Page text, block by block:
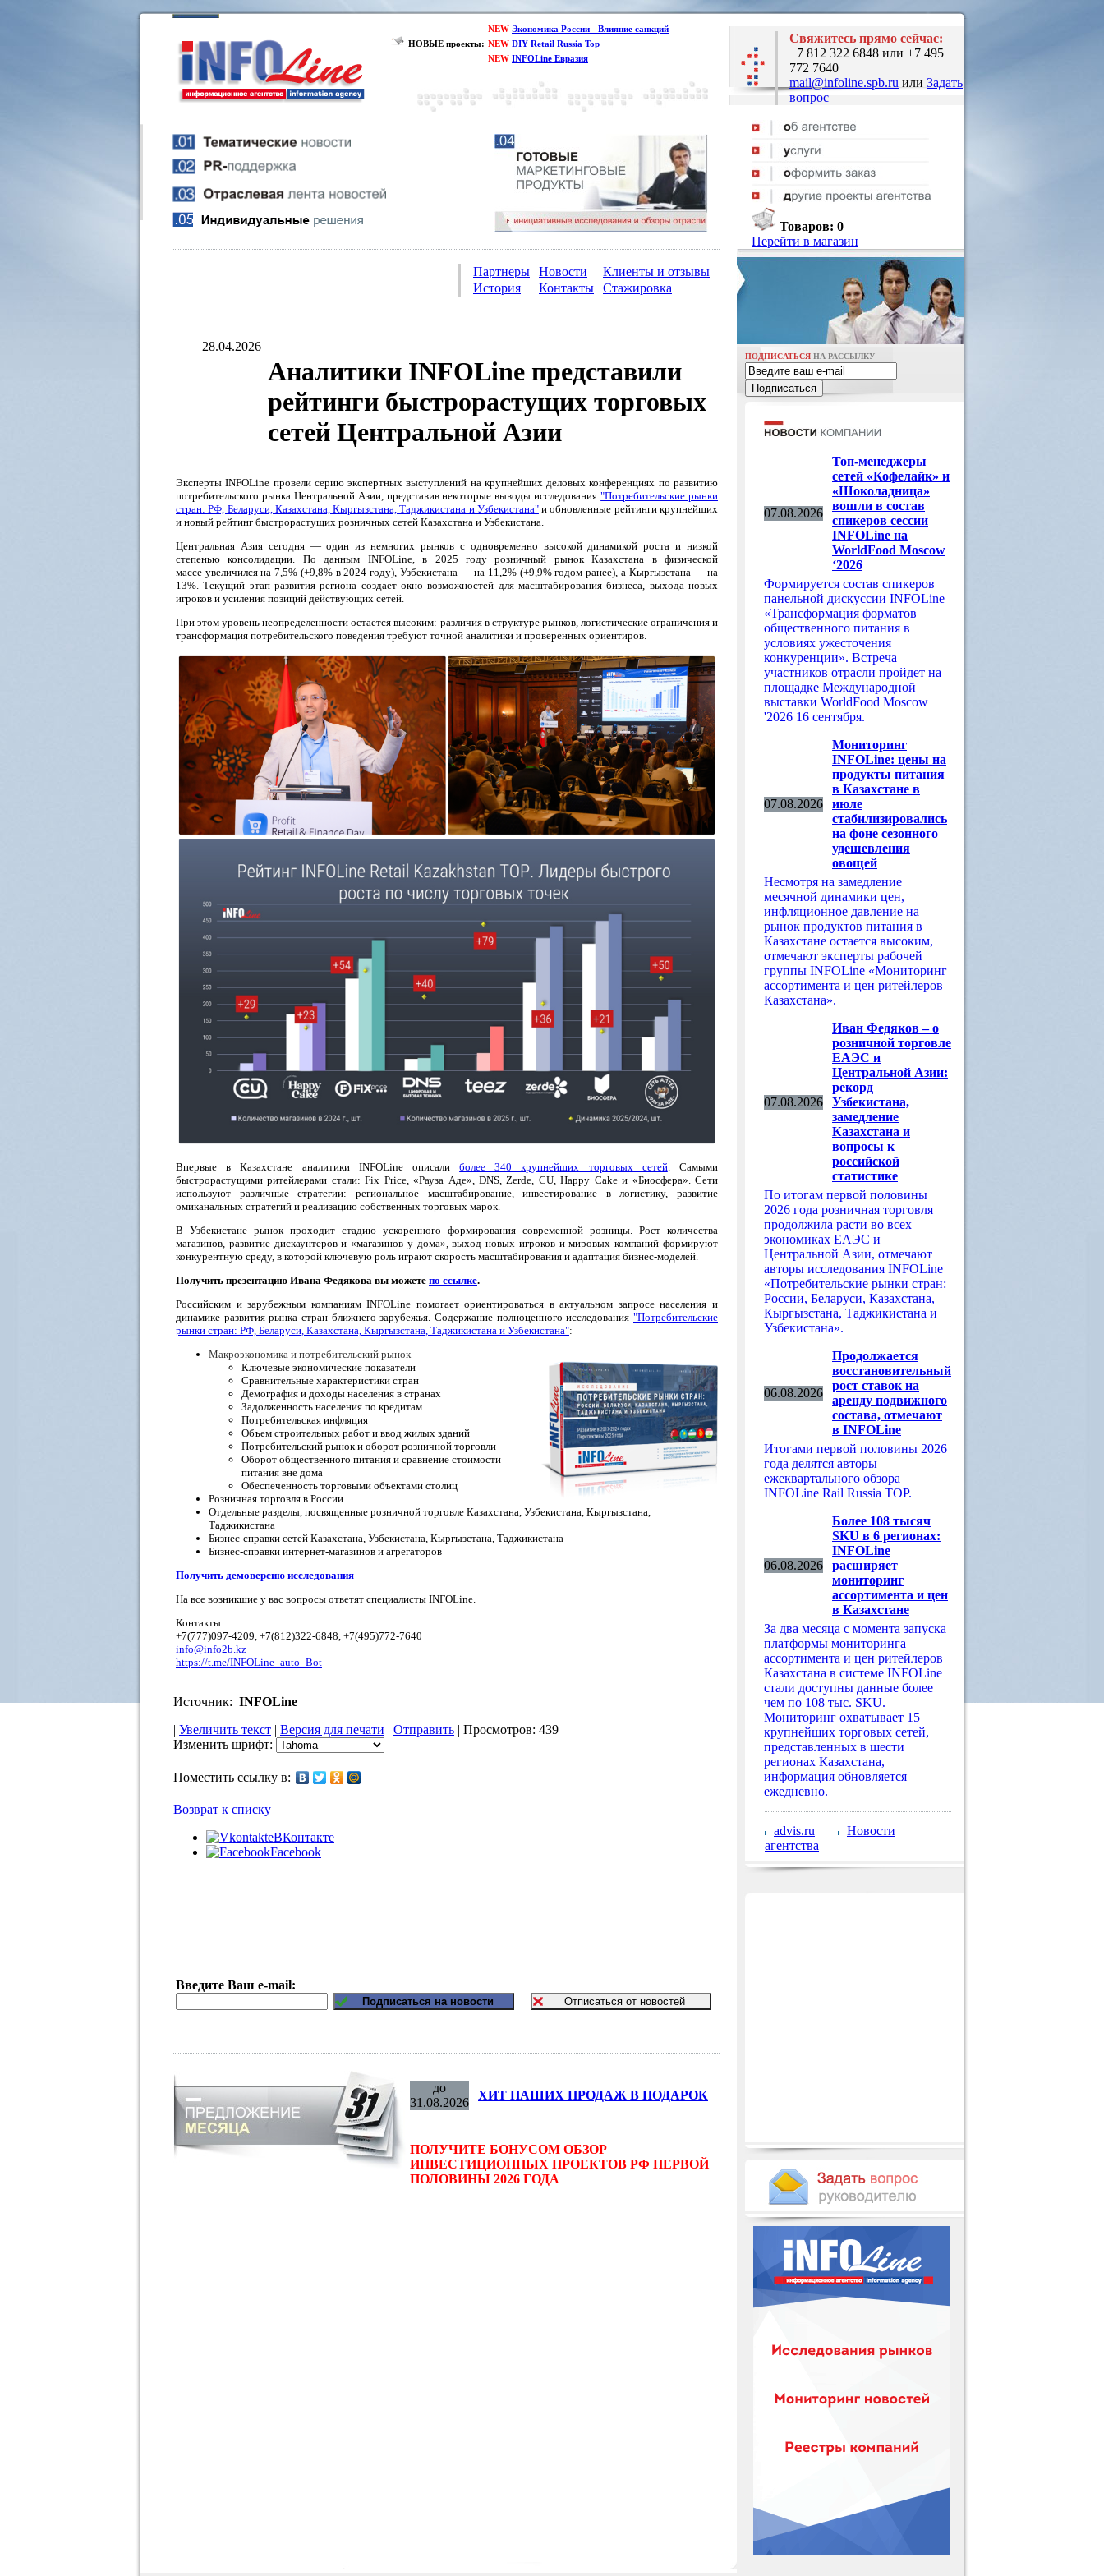
НОВЫЕ проекты:
NEW Экономика России - Влияние санкций
NEW DIY Retail Russia Top
NEW INFOLine Евразия
Свяжитесь прямо сейчас:
+7 812 322 6848 или +7 495
772 7640
mail@infoline.spb.ru или Задать
вопрос
Товаров: 0
Перейти в магазин
Партнеры Новости
Клиенты и отзывы
История
Контакты Стажировка
28.04.2026
Аналитики INFOLine представили
рейтинги быстрорастущих торговых
сетей Центральной Азии
Эксперты INFOLine провели серию экспертных выступлений на крупнейших деловых конференциях по развитию
потребительского рынка Центральной Азии, представив некоторые выводы исследования"Потребительские рынки
стран: РФ, Беларуси, Казахстана, Кыргызстана, Таджикистана и Узбекистана"и обновленные рейтинги крупнейших
и новый рейтинг быстрорастущих розничных сетей Казахстана и Узбекистана.
Центральная Азия сегодня — один из немногих рынков с одновременно высокой динамикой роста и низкой
степенью консолидации. По данным INFOLine, в 2025 году розничный рынок Казахстана в физической
массе увеличился на 7,5% (+9,8% в 2024 году), Узбекистана — на 11,2% (+9,9% годом ранее), а Кыргызстана — на
13%. Текущий этап развития региона создает окно возможностей для масштабирования бизнеса, выхода новых
игроков и усиления позиций действующих сетей.
При этом уровень неопределенности остается высоким: различия в структуре рынков, логистические ограничения и
трансформация потребительского поведения требуют точной аналитики и проверенных ориентиров.
Впервые в Казахстане аналитики INFOLine описалиболее 340 крупнейших торговых сетей. Самыми
быстрорастущими ритейлерами стали: Fix Price, «Рауза Аде», DNS, Zerde, CU, Happy Cake и «Биосфера». Сети
используют различные стратегии: региональное масштабирование, инвестирование в логистику, развитие
омиканальных стратегий и реализацию собственных торговых марок.
В Узбекистане рынок проходит стадию ускоренного формирования современной розницы. Рост количества
магазинов, развитие дискаунтеров и «магазинов у дома», выход новых игроков и мировых компаний формируют
конкурентную среду, в которой ключевую роль играют скорость масштабирования и адаптация бизнес-моделей.
Получить презентацию Ивана Федякова вы можете по ссылке.
Российским и зарубежным компаниям INFOLine помогает ориентироваться в актуальном запросе населения и
динамике развития рынка стран ближнего зарубежья. Содержание полноценного исследования "Потребительские
рынки стран: РФ, Беларуси, Казахстана, Кыргызстана, Таджикистана и Узбекистана":
Макроэкономика и потребительский рынок
Ключевые экономические показатели
Сравнительные характеристики стран
Демография и доходы населения в странах
Задолженность населения по кредитам
Потребительская инфляция
Объем строительных работ и ввод жилых зданий
Потребительский рынок и оборот розничной торговли
Оборот общественного питания и сравнение стоимости
питания вне дома
Обеспеченность торговыми объектами столиц
Розничная торговля в России
Отдельные разделы, посвященные розничной торговле Казахстана, Узбекистана, Кыргызстана,
Таджикистана
Бизнес-справки сетей Казахстана, Узбекистана, Кыргызстана, Таджикистана
Бизнес-справки интернет-магазинов и агрегаторов
Получить демоверсию исследования
На все возникшие у вас вопросы ответят специалисты INFOLine.
Контакты:
+7(777)097-4209, +7(812)322-6848, +7(495)772-7640
info@info2b.kz
https://t.me/INFOLine_auto_Bot
Источник: INFOLine
| Увеличить текст | Версия для печати | Отправить | Просмотров: 439 |
Изменить шрифт:
Поместить ссылку в:
Возврат к списку
ВКонтакте
Facebook
Введите Ваш e-mail:
до
31.08.2026
ХИТ НАШИХ ПРОДАЖ В ПОДАРОК
ПОЛУЧИТЕ БОНУСОМ ОБЗОР
ИНВЕСТИЦИОННЫХ ПРОЕКТОВ РФ ПЕРВОЙ
ПОЛОВИНЫ 2026 ГОДА
ПОДПИСАТЬСЯ НА РАССЫЛКУ
07.08.2026
Топ-менеджеры
сетей «Кофелайк» и
«Шоколадница»
вошли в состав
спикеров сессии
INFOLine на
WorldFood Moscow
‘2026
Формируется состав спикеров
панельной дискуссии INFOLine
«Трансформация форматов
общественного питания в
условиях ужесточения
конкуренции». Встреча
участников отрасли пройдет на
площадке Международной
выставки WorldFood Moscow
'2026 16 сентября.
07.08.2026
Мониторинг
INFOLine: цены на
продукты питания
в Казахстане в
июле
стабилизировались
на фоне сезонного
удешевления
овощей
Несмотря на замедление
месячной динамики цен,
инфляционное давление на
рынок продуктов питания в
Казахстане остается высоким,
отмечают эксперты рабочей
группы INFOLine «Мониторинг
ассортимента и цен ритейлеров
Казахстана».
07.08.2026
Иван Федяков – о
розничной торговле
ЕАЭС и
Центральной Азии:
рекорд
Узбекистана,
замедление
Казахстана и
вопросы к
российской
статистике
По итогам первой половины
2026 года розничная торговля
продолжила расти во всех
экономиках ЕАЭС и
Центральной Азии, отмечают
авторы исследования INFOLine
«Потребительские рынки стран:
России, Беларуси, Казахстана,
Кыргызстана, Таджикистана и
Узбекистана».
06.08.2026
Продолжается
восстановительный
рост ставок на
аренду подвижного
состава, отмечают
в INFOLine
Итогами первой половины 2026
года делятся авторы
ежеквартального обзора
INFOLine Rail Russia TOP.
06.08.2026
Более 108 тысяч
SKU в 6 регионах:
INFOLine
расширяет
мониторинг
ассортимента и цен
в Казахстане
За два месяца с момента запуска
платформы мониторинга
ассортимента и цен ритейлеров
Казахстана в системе INFOLine
стали доступны данные более
чем по 108 тыс. SKU.
Мониторинг охватывает 15
крупнейших торговых сетей,
представленных в шести
регионах Казахстана,
информация обновляется
ежедневно.
advis.ru
Новости
агентства